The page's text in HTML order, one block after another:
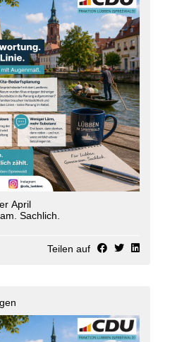
und mit Herz.
gibt uns dafür Kraft:
trägt. Zukunft
Ihren Familien ein
Tage und viele
April
Sachlich.
Teilen auf